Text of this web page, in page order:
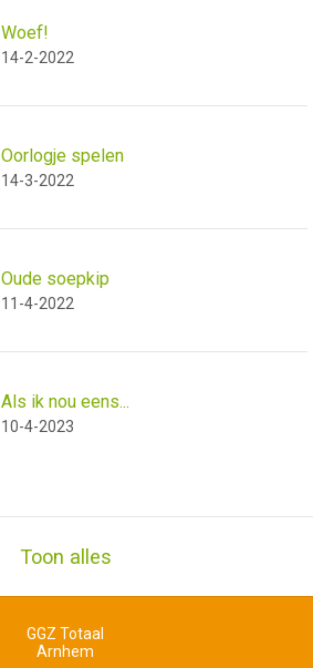
Woef!
14-2-2022
Oorlogje spelen
14-3-2022
Oude soepkip
11-4-2022
Als ik nou eens...
10-4-2023
Toon alles
GGZ Totaal
Arnhem